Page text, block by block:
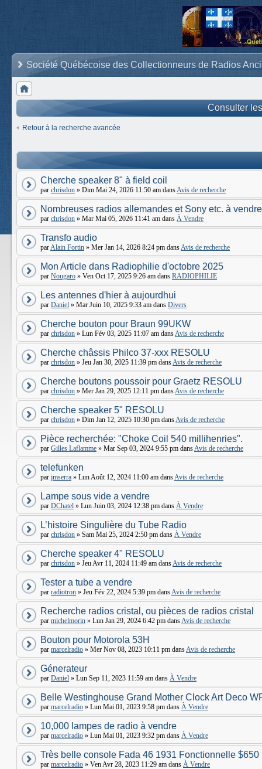
Société Québécoise des Collectionneurs de Radios
Consulter
Retour à la recherche avancée
Cherche speaker 8" à field coil
par chrisdon » Dim Mai 24, 2026 11:50 am dansAvis de recherche
Nombreuses radios allemandes et Sony etc. à vendre
par chrisdon » Mar Mai 05, 2026 11:41 am dans À Vendre
Transfo audio
parAlain Fortin » Mer Jan 14, 2026 8:24 pm dansAvis de recherche
Mon Article dans Radiophilie d'octobre 2025
par Nougaro » Ven Oct 17, 2025 9:26 am dans RADIOPHILIE
Les antennes d'hier à aujourdhui
par Daniel » Mar Juin 10, 2025 9:33 am dans Divers
Cherche bouton pour Braun 99UKW
par chrisdon » Lun Fév 03, 2025 11:07 am dansAvis de recherche
Cherche châssis Philco 37-xxx RESOLU
par chrisdon » Jeu Jan 30, 2025 11:39 pm dansAvis de recherche
Cherche boutons poussoir pour Graetz RESOLU
par chrisdon » Mer Jan 29, 2025 12:11 pm dansAvis de recherche
Cherche speaker 5" RESOLU
par chrisdon » Dim Jan 12, 2025 10:30 pm dansAvis de recherche
Pièce recherchée: "Choke Coil 540 millihenries".
par Gilles Laflamme » Mar Sep 03, 2024 9:55 pm dansAvis de recherche
telefunken
par jmserra » Lun Août 12, 2024 11:00 am dansAvis de recherche
Lampe sous vide a vendre
par DChatel » Lun Juin 03, 2024 12:38 pm dans À Vendre
L’histoire Singulière du Tube Radio
par chrisdon » Sam Mai 25, 2024 2:50 pm dans À Vendre
Cherche speaker 4" RESOLU
par chrisdon » Jeu Avr 11, 2024 11:49 am dansAvis de recherche
Tester a tube a vendre
par radiotron » Jeu Fév 22, 2024 5:39 pm dansAvis de recherche
Recherche radios cristal, ou pièces de radios cristal
par michelmorin » Lun Jan 29, 2024 6:42 pm dansAvis de recherche
Bouton pour Motorola 53H
par marcelradio » Mer Nov 08, 2023 10:11 pm dansAvis de recherche
Génerateur
par Daniel » Lun Sep 11, 2023 11:59 am dans À Vendre
Belle Westinghouse Grand Mother Clock Art Deco
par marcelradio » Lun Mai 01, 2023 9:58 pm dans À Vendre
10,000 lampes de radio à vendre
par marcelradio » Lun Mai 01, 2023 9:32 pm dans À Vendre
Très belle console Fada 46 1931 Fonctionnelle $650
par marcelradio » Ven Avr 28, 2023 11:29 am dans À Vendre